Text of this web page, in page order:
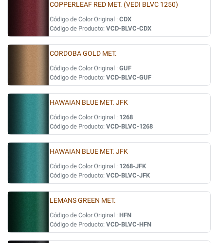
COPPERLEAF RED MET. (VEDI BLVC 1250)
Código de Color Original : CDX
Código de Producto: VCD-BLVC-CDX
CORDOBA GOLD MET.
Código de Color Original : GUF
Código de Producto: VCD-BLVC-GUF
HAWAIAN BLUE MET. JFK
Código de Color Original : 1268
Código de Producto: VCD-BLVC-1268
HAWAIAN BLUE MET. JFK
Código de Color Original : 1268-JFK
Código de Producto: VCD-BLVC-JFK
LEMANS GREEN MET.
Código de Color Original : HFN
Código de Producto: VCD-BLVC-HFN